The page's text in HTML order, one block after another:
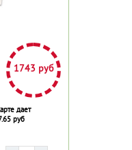
1743 руб
дает
руб